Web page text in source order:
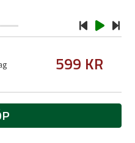
599 KR